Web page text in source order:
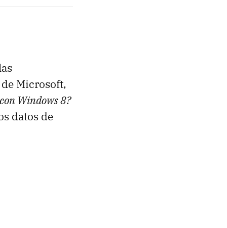
Microsoft,
Windows 8?
datos de